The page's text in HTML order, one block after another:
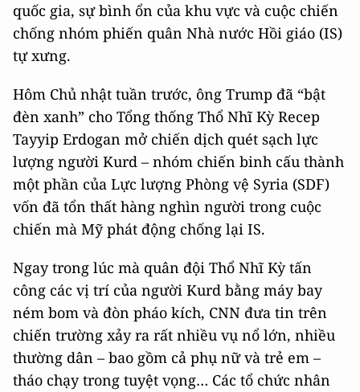
quốc gia, sự bình ổn của khu vực và cuộc chiến
chống nhóm phiến quân Nhà nước Hồi giáo (IS)
tự xưng.
Hôm Chủ nhật tuần trước, ông Trump đã “bật
đèn xanh” cho Tổng thống Thổ Nhĩ Kỳ Recep
Tayyip Erdogan mở chiến dịch quét sạch lực
lượng người Kurd – nhóm chiến binh cấu thành
một phần của Lực lượng Phòng vệ Syria (SDF)
vốn đã tổn thất hàng nghìn người trong cuộc
chiến mà Mỹ phát động chống lại IS.
Ngay trong lúc mà quân đội Thổ Nhĩ Kỳ tấn
công các vị trí của người Kurd bằng máy bay
ném bom và đòn pháo kích, CNN đưa tin trên
chiến trường xảy ra rất nhiều vụ nổ lớn, nhiều
thường dân – bao gồm cả phụ nữ và trẻ em –
tháo chạy trong tuyệt vọng… Các tổ chức nhân